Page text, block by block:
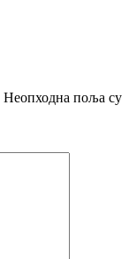
Неопходна поља су